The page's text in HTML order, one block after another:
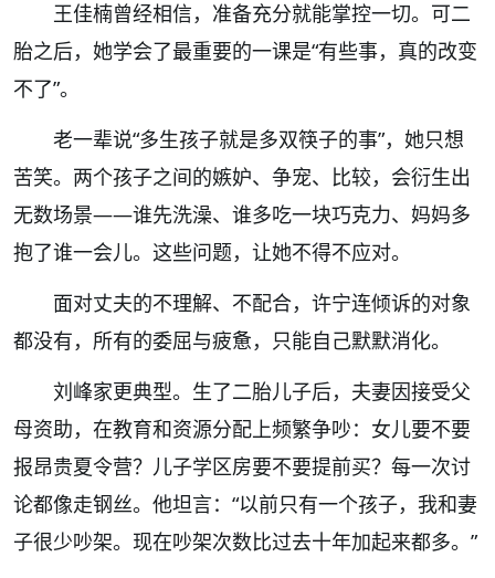
王佳楠曾经相信，准备充分就能掌控一切。可二
胎之后，她学会了最重要的一课是“有些事，真的改变
不了”。
老一辈说“多生孩子就是多双筷子的事”，她只想
苦笑。两个孩子之间的嫉妒、争宠、比较，会衍生出
无数场景——谁先洗澡、谁多吃一块巧克力、妈妈多
抱了谁一会儿。这些问题，让她不得不应对。
面对丈夫的不理解、不配合，许宁连倾诉的对象
都没有，所有的委屈与疲惫，只能自己默默消化。
刘峰家更典型。生了二胎儿子后，夫妻因接受父
母资助，在教育和资源分配上频繁争吵：女儿要不要
报昂贵夏令营？儿子学区房要不要提前买？每一次讨
论都像走钢丝。他坦言：“以前只有一个孩子，我和妻
子很少吵架。现在吵架次数比过去十年加起来都多。”